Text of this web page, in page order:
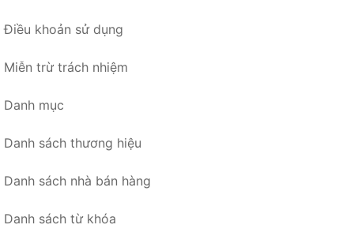
Điều khoản sử dụng
Miễn trừ trách nhiệm
Danh mục
Danh sách thương hiệu
Danh sách nhà bán hàng
Danh sách từ khóa